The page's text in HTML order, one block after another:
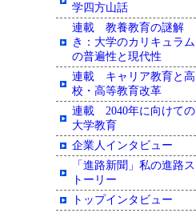
学四方山話
連載 教養教育の謎解
き：大学のカリキュラム
の普遍性と現代性
連載 キャリア教育と高
校・高等教育改革
連載 2040年に向けての
大学教育
企業人インタビュー
「進路新聞」私の進路ス
トーリー
トップインタビュー